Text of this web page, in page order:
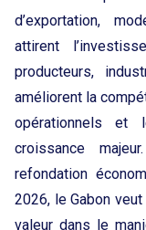
d’exportation,
attirent
producteurs,
améliorent la
opérationnels et
croissance
refondation
2026, le Gabon
valeur dans le